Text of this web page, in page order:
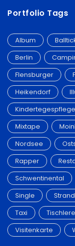
Portfolio Tags
Album
Berlin
Flensburger
Heikendorf
Kindertegespflege
Mixtape
Nordsee
Rapper
Schwentinental
Single
Strand
Taxi
Visitenkarte